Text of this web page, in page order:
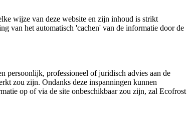
wijze van deze website en zijn inhoud is strikt
van het automatisch 'cachen' van de informatie door de
persoonlijk, professioneel of juridisch advies aan de
zou zijn. Ondanks deze inspanningen kunnen
op of via de site onbeschikbaar zou zijn, zal Ecofrost